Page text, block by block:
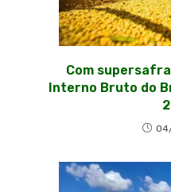
Com
Interno Bruto do